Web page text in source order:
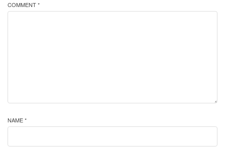
COMMENT *
NAME *